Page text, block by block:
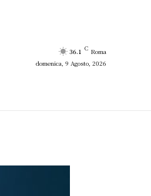
36.1 C Roma
domenica, 9 Agosto, 2026